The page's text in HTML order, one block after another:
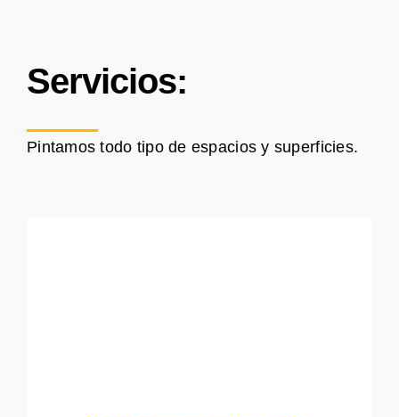
Servicios:
Pintamos todo tipo de espacios y superficies.